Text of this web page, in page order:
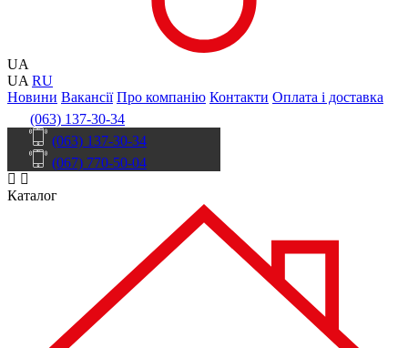
UA
UA RU
Новини Вакансії Про компанію Контакти Оплата і доставка
(063) 137-30-34
(063) 137-30-34
(067) 770-50-04
Каталог